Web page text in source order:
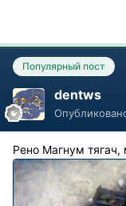
Популярный пост
dentws
Рено Магнум